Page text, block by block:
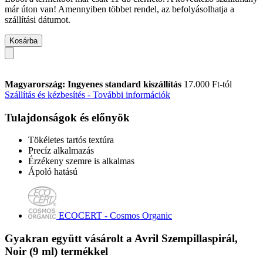
már úton van! Amennyiben többet rendel, az befolyásolhatja a
szállítási dátumot.
Kosárba
Magyarország: Ingyenes standard kiszállítás 17.000 Ft-tól
Szállítás és kézbesítés - További információk
Tulajdonságok és előnyök
Tökéletes tartós textúra
Precíz alkalmazás
Érzékeny szemre is alkalmas
Ápoló hatású
ECOCERT - Cosmos Organic
Gyakran együtt vásárolt a Avril Szempillaspirál,
Noir (9 ml) termékkel